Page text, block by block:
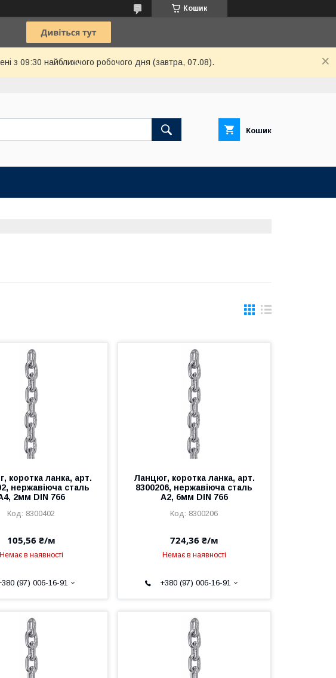
Кошик
з 09:30 найближчого робочого дня (завтра, 07.08).
Кошик
коротка ланка, арт.
нержавіюча сталь
2мм DIN 766
8300402
105,56 ₴/м
Немає в наявності
(97) 006-16-91
Ланцюг, коротка ланка, арт.
8300206, нержавіюча сталь
А2, 6мм DIN 766
8300206
724,36 ₴/м
Немає в наявності
+380 (97) 006-16-91